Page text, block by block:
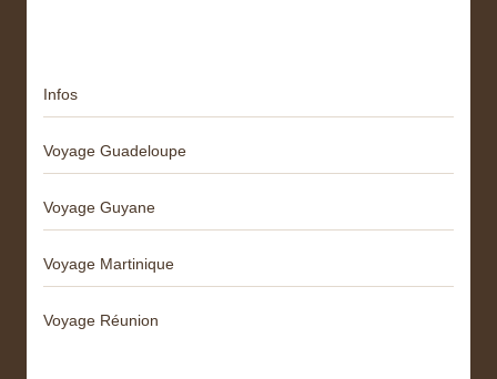
Infos
Voyage Guadeloupe
Voyage Guyane
Voyage Martinique
Voyage Réunion